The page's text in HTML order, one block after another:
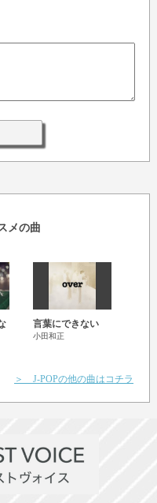
メの曲
言葉にできない
小田和正
＞ J-POPの他の曲はコチラ